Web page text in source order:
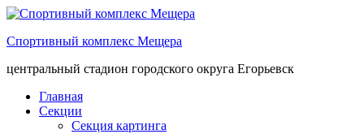
Спортивный комплекс Мещера
центральный стадион городского округа Егорьевск
Главная
Секции
Секция картинга